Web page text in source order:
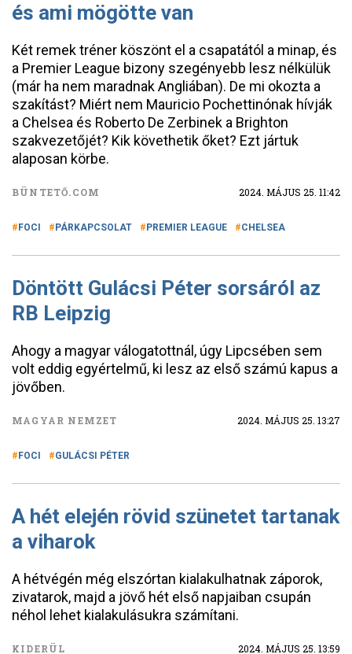
és ami mögötte van
Két remek tréner köszönt el a csapatától a minap, és
a Premier League bizony szegényebb lesz nélkülük
(már ha nem maradnak Angliában). De mi okozta a
szakítást? Miért nem Mauricio Pochettinónak hívják
a Chelsea és Roberto De Zerbinek a Brighton
szakvezetőjét? Kik követhetik őket? Ezt jártuk
alaposan körbe.
BÜNTETŐ.COM 2024. MÁJUS 25. 11:42
FOCI PÁRKAPCSOLAT PREMIER LEAGUE CHELSEA
Döntött Gulácsi Péter sorsáról az
RB Leipzig
Ahogy a magyar válogatottnál, úgy Lipcsében sem
volt eddig egyértelmű, ki lesz az első számú kapus a
jövőben.
MAGYAR NEMZET 2024. MÁJUS 25. 13:27
FOCI GULÁCSI PÉTER
A hét elején rövid szünetet tartanak
a viharok
A hétvégén még elszórtan kialakulhatnak záporok,
zivatarok, majd a jövő hét első napjaiban csupán
néhol lehet kialakulásukra számítani.
KIDERÜL 2024. MÁJUS 25. 13:59